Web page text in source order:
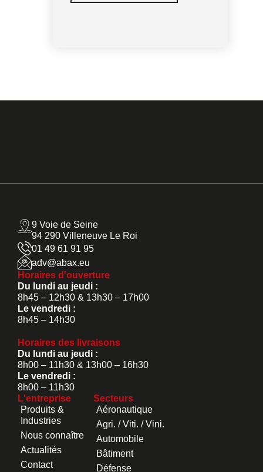
9 Voie de Seine
94 290 Villeneuve Le Roi
01 49 61 91 95
adv@abax.eu
Horaires d'ouverture
Du lundi au jeudi :
8h45 – 12h30 & 13h30 – 17h00
Le vendredi :
8h45 – 14h30
Horaires des livraisons
Du lundi au jeudi :
8h00 – 11h30 & 13h00 – 16h30
Le vendredi :
8h00 – 11h30
L'entreprise
Produits &
Industries
Nous connaître
Actualités
Contact
Secteurs
Aéronautique
Agri. / Viti. / Vini.
Automobile
Bâtiment
Défense